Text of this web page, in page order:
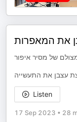
את המאפרות
Listen
17 Sep 2023 • 28